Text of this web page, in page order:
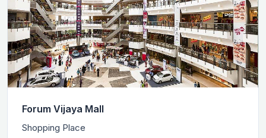
Forum Vijaya Mall
Shopping Place